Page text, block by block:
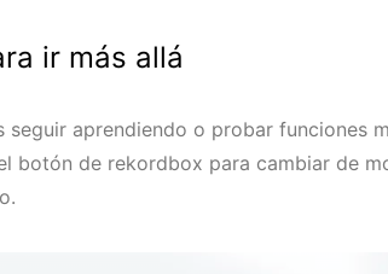
ir más allá
seguir aprendiendo o probar funciones
botón de rekordbox para cambiar de